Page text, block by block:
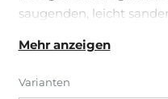
saugenden, leicht
Gipsputzen,
Dispersions-,
Mehr anzeigen
Varianten